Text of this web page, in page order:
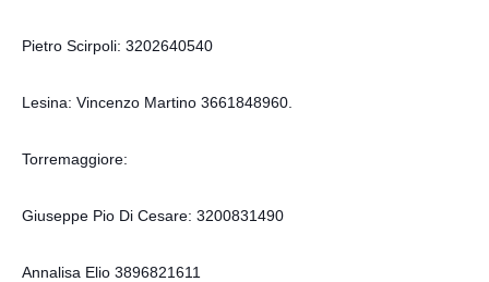
Pietro Scirpoli: 3202640540
Lesina: Vincenzo Martino 3661848960.
Torremaggiore:
Giuseppe Pio Di Cesare: 3200831490
Annalisa Elio 3896821611